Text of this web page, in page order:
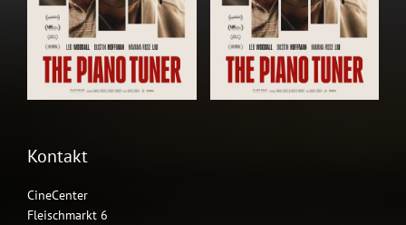
Kontakt
CineCenter
Fleischmarkt 6